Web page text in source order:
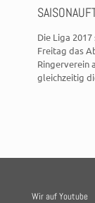
Die Liga
Freitag das
Ringerverein
gleichzeitig
Wir auf Youtube